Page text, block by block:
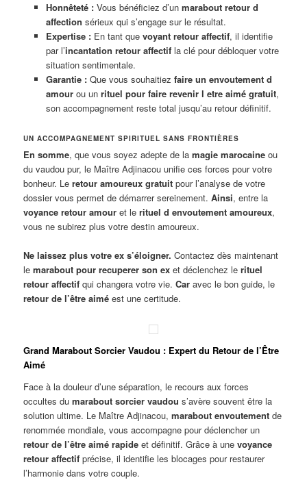
Honnêteté :Vous bénéficiez d’un marabout retour d
affection sérieux qui s’engage sur le résultat.
Expertise :En tant que voyant retour affectif, il identifie
par l’incantation retour affectifla clé pour débloquer votre
situation sentimentale.
Garantie :Que vous souhaitiez faire un envoutement d
amourou un rituel pour faire revenir l etre aimé gratuit,
son accompagnement reste total jusqu’au retour définitif.
UN ACCOMPAGNEMENT SPIRITUEL SANS FRONTIÈRES
En somme, que vous soyez adepte de lamagie marocaine ou
du vaudou pur, le Maître Adjinacou unifie ces forces pour votre
bonheur. Leretour amoureux gratuit pour l’analyse de votre
dossier vous permet de démarrer sereinement.Ainsi, entre la
voyance retour amour et lerituel d envoutement amoureux,
vous ne subirez plus votre destin amoureux.
Ne laissez plus votre ex s’éloigner. Contactez dès maintenant
lemarabout pour recuperer son ex et déclenchez lerituel
retour affectif qui changera votre vie.Car avec le bon guide, le
retour de l’être aimé est une certitude.
Grand Marabout Sorcier Vaudou : Expert du Retour de l’Être
Aimé
Face à la douleur d’une séparation, le recours aux forces
occultes dumarabout sorcier vaudou s’avère souvent être la
solution ultime. Le Maître Adjinacou,marabout envoutement de
renommée mondiale, vous accompagne pour déclencher un
retour de l’être aimé rapide et définitif. Grâce à unevoyance
retour affectif précise, il identifie les blocages pour restaurer
l’harmonie dans votre couple.